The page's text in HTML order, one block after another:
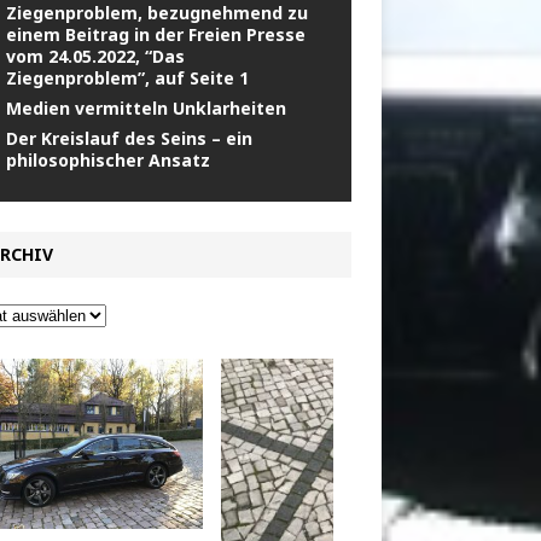
Ziegenproblem, bezugnehmend zu
einem Beitrag in der Freien Presse
vom 24.05.2022, “Das
Ziegenproblem”, auf Seite 1
Medien vermitteln Unklarheiten
Der Kreislauf des Seins – ein
philosophischer Ansatz